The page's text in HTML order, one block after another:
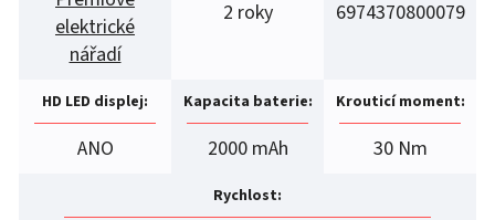
elektrické
nářadí
2 roky 6974370800079
HD LED displej:
ANO
Kapacita baterie:
2000 mAh
Krouticí moment:
30 Nm
Rychlost: